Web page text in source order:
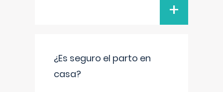
+
¿Es seguro el parto en
casa?